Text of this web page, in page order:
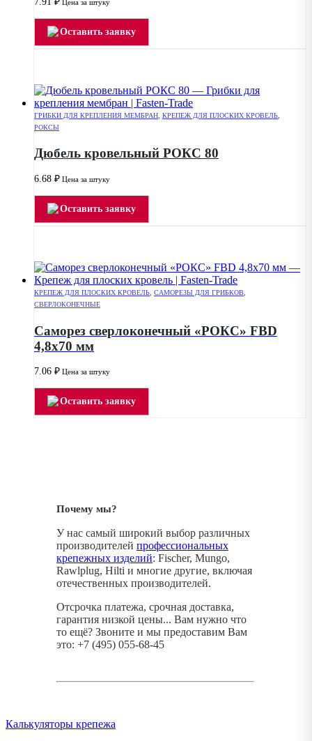
Цена за штуку
Оставить заявку
ГРИБКИ ДЛЯ КРЕПЛЕНИЯ МЕМБРАН КРЕПЕЖ ДЛЯ ПЛОСКИХ КРОВЕЛЬ
РОКСЫ
Дюбель кровельный РОКС 80
6.68 ₽ Цена за штуку
Оставить заявку
КРЕПЕЖ ДЛЯ ПЛОСКИХ КРОВЕЛЬ САМОРЕЗЫ ДЛЯ ГРИБКОВ
СВЕРЛОКОНЕЧНЫЕ
Саморез сверлоконечный «РОКС» FBD
4,8х70 мм
7.06 ₽ Цена за штуку
Оставить заявку
Почему мы?
У нас самый широкий выбор различных
производителей профессиональных
крепежных изделий: Fischer, Mungo,
Rawlplug, Hilti и многие другие, включая
отечественных производителей.
Отсрочка платежа, срочная доставка,
гарантия низкой цены... Вам нужно что
то ещё? Звоните и мы предоставим Вам
это: +7 (495) 055-68-45
Калькуляторы крепежа